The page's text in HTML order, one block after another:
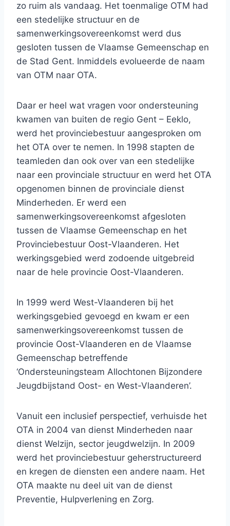
zo ruim als vandaag. Het toenmalige OTM had
een stedelijke structuur en de
samenwerkingsovereenkomst werd dus
gesloten tussen de Vlaamse Gemeenschap en
de Stad Gent. Inmiddels evolueerde de naam
van OTM naar OTA.
Daar er heel wat vragen voor ondersteuning
kwamen van buiten de regio Gent – Eeklo,
werd het provinciebestuur aangesproken om
het OTA over te nemen. In 1998 stapten de
teamleden dan ook over van een stedelijke
naar een provinciale structuur en werd het OTA
opgenomen binnen de provinciale dienst
Minderheden. Er werd een
samenwerkingsovereenkomst afgesloten
tussen de Vlaamse Gemeenschap en het
Provinciebestuur Oost-Vlaanderen. Het
werkingsgebied werd zodoende uitgebreid
naar de hele provincie Oost-Vlaanderen.
In 1999 werd West-Vlaanderen bij het
werkingsgebied gevoegd en kwam er een
samenwerkingsovereenkomst tussen de
provincie Oost-Vlaanderen en de Vlaamse
Gemeenschap betreffende
‘Ondersteuningsteam Allochtonen Bijzondere
Jeugdbijstand Oost- en West-Vlaanderen’.
Vanuit een inclusief perspectief, verhuisde het
OTA in 2004 van dienst Minderheden naar
dienst Welzijn, sector jeugdwelzijn. In 2009
werd het provinciebestuur geherstructureerd
en kregen de diensten een andere naam. Het
OTA maakte nu deel uit van de dienst
Preventie, Hulpverlening en Zorg.